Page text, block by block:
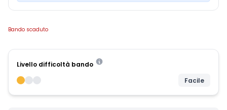
Bando scaduto
Livello difficoltà bando
Facile